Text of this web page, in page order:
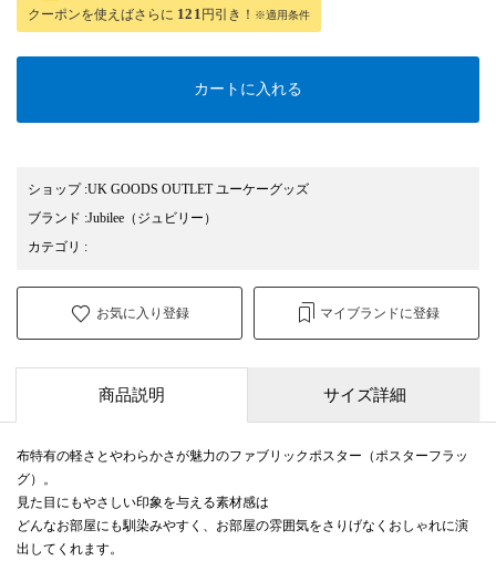
クーポンを使えばさらに 121 円引き！ ※適用条件
カートに入れる
ショップ:UK GOODS OUTLET ユーケーグッズ
ブランド :Jubilee （ジュビリー）
カテゴリ :
お気に入り登録 マイブランドに登録
商品説明 サイズ詳細
布特有の軽さとやわらかさが魅力のファブリックポスター（ポスターフラッ
グ）。
見た目にもやさしい印象を与える素材感は
どんなお部屋にも馴染みやすく、お部屋の雰囲気をさりげなくおしゃれに演
出してくれます。